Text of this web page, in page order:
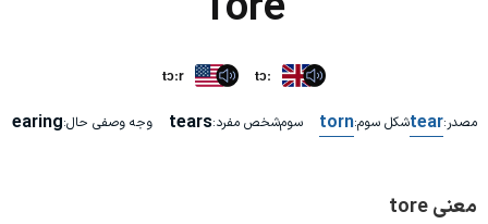
tɔːr tɔː
مصدر:tearشکل سوم:torn سوم‌شخص مفرد:tears وجه وصفی حال:tearing
معنی tore